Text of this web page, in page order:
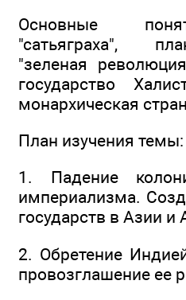
Основные
"сатьяграха",
"зеленая
государство
монархическая
План изучения темы:
1. Падение
империализма.
государств в Азии и
2. Обретение
провозглашение ее